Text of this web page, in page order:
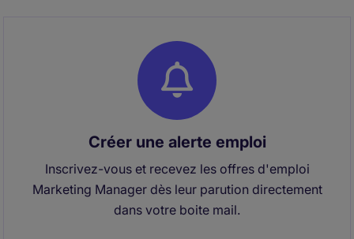
Créer une alerte emploi
Inscrivez-vous et recevez les offres d'emploi
Marketing Manager dès leur parution directement
dans votre boite mail.